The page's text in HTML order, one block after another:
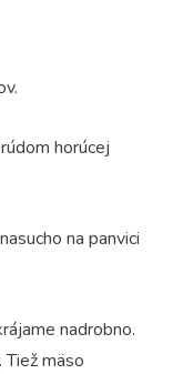
horúcej
na panvici
nadrobno.
Tiež mäso